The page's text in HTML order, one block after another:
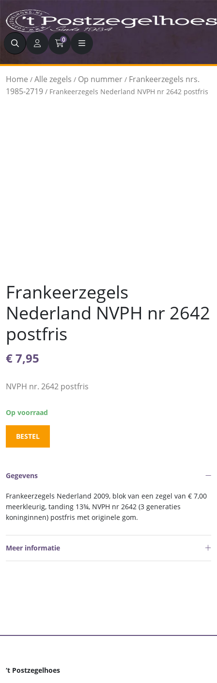
Zoeken 0
Home / Alle zegels / Op nummer / Frankeerzegels nrs.
1985-2719 / Frankeerzegels Nederland NVPH nr 2642 postfris
Frankeerzegels
Nederland NVPH nr 2642
postfris
€7,95
NVPH nr. 2642 postfris
Op voorraad
BESTEL
Gegevens
Frankeerzegels Nederland 2009, blok van een zegel van € 7,00
meerkleurig, tanding 13¾, NVPH nr 2642 (3 generaties
koninginnen) postfris met originele gom.
Meer informatie
‘t Postzegelhoes